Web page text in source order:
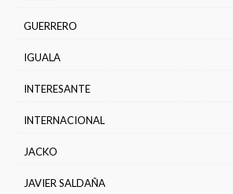
GUERRERO
IGUALA
INTERESANTE
INTERNACIONAL
JACKO
JAVIER SALDAÑA